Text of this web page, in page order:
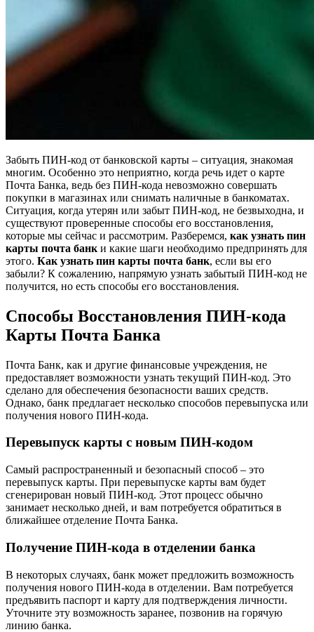
Забыть ПИН-код от банковской карты – ситуация, знакомая
многим. Особенно это неприятно, когда речь идет о карте
Почта Банка, ведь без ПИН-кода невозможно совершать
покупки в магазинах или снимать наличные в банкоматах.
Ситуация, когда утерян или забыт ПИН-код, не безвыходна, и
существуют проверенные способы его восстановления,
которые мы сейчас и рассмотрим. Разберемся, как узнать пин
карты почта банк и какие шаги необходимо предпринять для
этого. Как узнать пин карты почта банк, если вы его
забыли? К сожалению, напрямую узнать забытый ПИН-код не
получится, но есть способы его восстановления.
Способы Восстановления ПИН-кода
Карты Почта Банка
Почта Банк, как и другие финансовые учреждения, не
предоставляет возможности узнать текущий ПИН-код. Это
сделано для обеспечения безопасности ваших средств.
Однако, банк предлагает несколько способов перевыпуска или
получения нового ПИН-кода.
Перевыпуск карты с новым ПИН-кодом
Самый распространенный и безопасный способ – это
перевыпуск карты. При перевыпуске карты вам будет
сгенерирован новый ПИН-код. Этот процесс обычно
занимает несколько дней, и вам потребуется обратиться в
ближайшее отделение Почта Банка.
Получение ПИН-кода в отделении банка
В некоторых случаях, банк может предложить возможность
получения нового ПИН-кода в отделении. Вам потребуется
предъявить паспорт и карту для подтверждения личности.
Уточните эту возможность заранее, позвонив на горячую
линию банка.